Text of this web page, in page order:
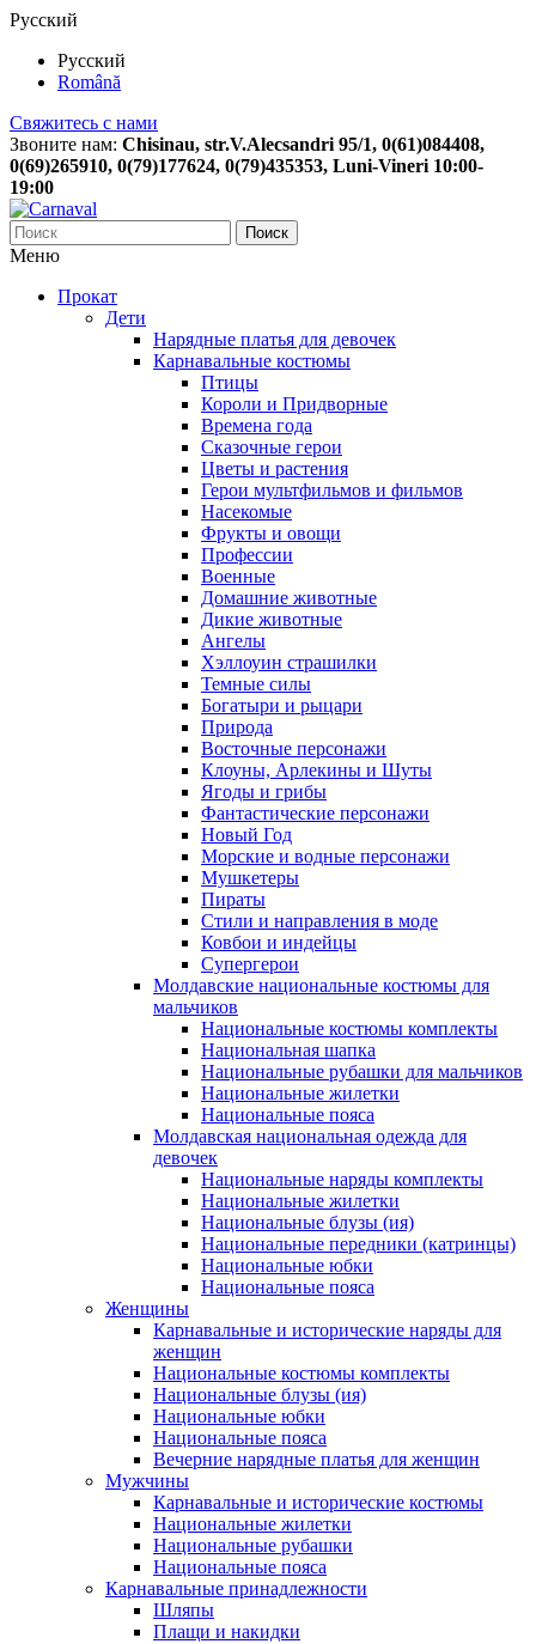
Русский
Русский
Română
Свяжитесь с нами
Звоните нам: Chisinau, str.V.Alecsandri 95/1, 0(61)084408,
0(69)265910, 0(79)177624, 0(79)435353, Luni-Vineri 10:00-
19:00
Поиск
Меню
Прокат
Дети
Нарядные платья для девочек
Карнавальные костюмы
Птицы
Короли и Придворные
Времена года
Сказочные герои
Цветы и растения
Герои мультфильмов и фильмов
Насекомые
Фрукты и овощи
Профессии
Военные
Домашние животные
Дикие животные
Ангелы
Хэллоуин страшилки
Темные силы
Богатыри и рыцари
Природа
Восточные персонажи
Клоуны, Арлекины и Шуты
Ягоды и грибы
Фантастические персонажи
Новый Год
Морские и водные персонажи
Мушкетеры
Пираты
Стили и направления в моде
Ковбои и индейцы
Супергерои
Молдавские национальные костюмы для
мальчиков
Национальные костюмы комплекты
Национальная шапка
Национальные рубашки для мальчиков
Национальные жилетки
Национальные пояса
Молдавская национальная одежда для
девочек
Национальные наряды комплекты
Национальные жилетки
Национальные блузы (ия)
Национальные передники (катринцы)
Национальные юбки
Национальные пояса
Женщины
Карнавальные и исторические наряды для
женщин
Национальные костюмы комплекты
Национальные блузы (ия)
Национальные юбки
Национальные пояса
Вечерние нарядные платья для женщин
Мужчины
Карнавальные и исторические костюмы
Национальные жилетки
Национальные рубашки
Национальные пояса
Карнавальные принадлежности
Шляпы
Плащи и накидки